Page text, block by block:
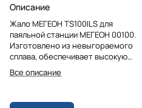
Описание
Жало МЕГЕОН TS100ILS для
паяльной станции МЕГЕОН 00100.
Изготовлено из невыгораемого
сплава, обеспечивает высокую
скорость нагрева и
долговечность. Компактное и
Все описание